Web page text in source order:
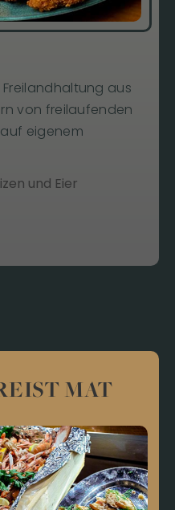
aus
von freilaufenden
eigenem
und Eier
MAT